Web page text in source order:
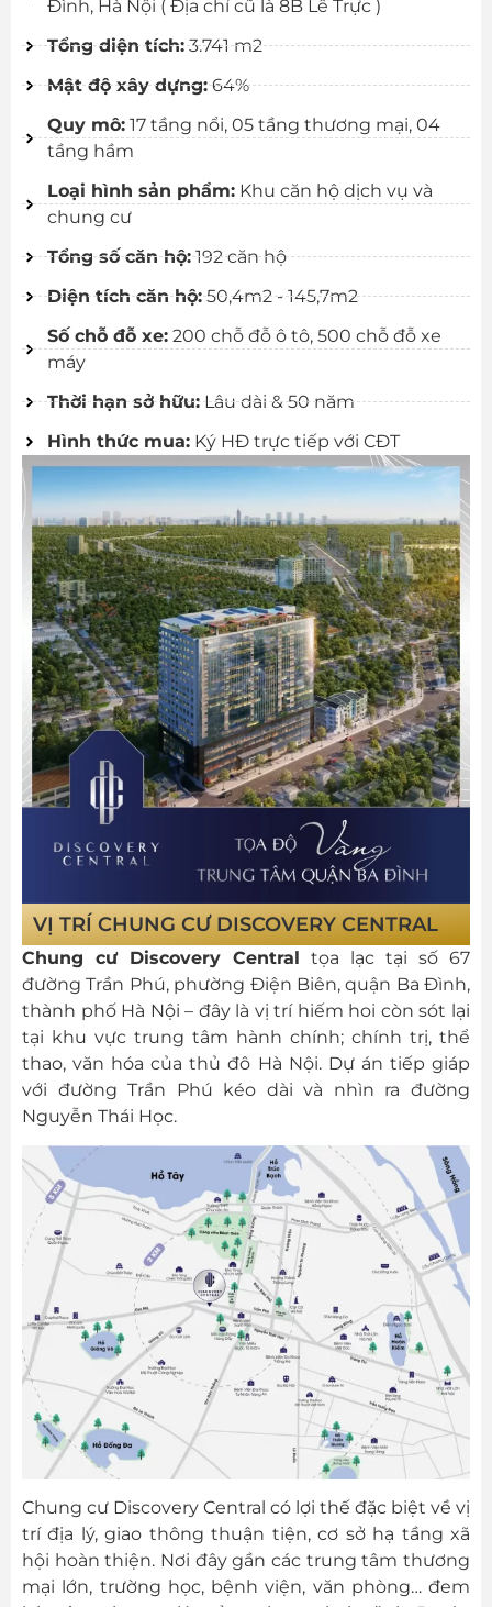
Đình, Hà Nội ( Địa chỉ cũ là 8B Lê Trực )
Tổng diện tích:3.741 m2
Mật độ xây dựng:64%
Quy mô:17 tầng nổi, 05 tầng thương mại, 04
tầng hầm
Loại hình sản phẩm:Khu căn hộ dịch vụ và
chung cư
Tổng số căn hộ:192 căn hộ
Diện tích căn hộ:50,4m2 - 145,7m2
Số chỗ đỗ xe:200 chỗ đỗ ô tô, 500 chỗ đỗ xe
máy
Thời hạn sở hữu:Lâu dài & 50 năm
Hình thức mua:Ký HĐ trực tiếp với CĐT
VỊ TRÍ CHUNG CƯ DISCOVERY CENTRAL
Chung cư Discovery Central tọa lạc tại số 67
đường Trần Phú, phường Điện Biên, quận Ba Đình,
thành phố Hà Nội – đây là vị trí hiếm hoi còn sót lại
tại khu vực trung tâm hành chính; chính trị, thể
thao, văn hóa của thủ đô Hà Nội. Dự án tiếp giáp
với đường Trần Phú kéo dài và nhìn ra đường
Nguyễn Thái Học.
Chung cư Discovery Central có lợi thế đặc biệt về vị
trí địa lý, giao thông thuận tiện, cơ sở hạ tầng xã
hội hoàn thiện. Nơi đây gần các trung tâm thương
mại lớn, trường học, bệnh viện, văn phòng… đem